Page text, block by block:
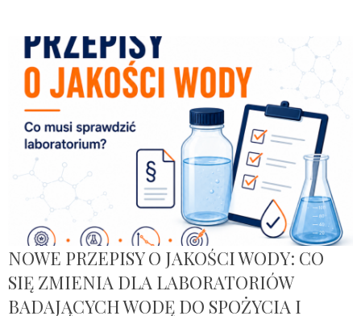
NOWE PRZEPISY O JAKOŚCI WODY: CO
SIĘ ZMIENIA DLA LABORATORIÓW
BADAJĄCYCH WODĘ DO SPOŻYCIA I